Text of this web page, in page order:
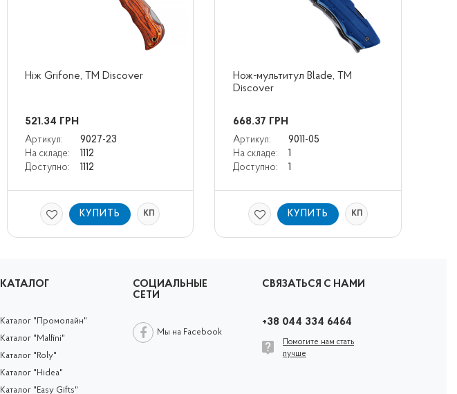
Ніж Grifone, TM Discover
521.34 ГРН
Артикул:
9027-23
На складе:
1112
Доступно:
1112
КУПИТЬ КП
Нож-мультитул Blade, TM
Discover
668.37 ГРН
Артикул:
9011-05
На складе:
1
Доступно:
1
КУПИТЬ КП
КАТАЛОГ
Каталог "Промолайн"
Каталог "Malfini"
Каталог "Roly"
Каталог "Hidea"
Каталог "Easy Gifts"
СОЦИАЛЬНЫЕ
СЕТИ
Мы на Facebook
СВЯЗАТЬСЯ С НАМИ
+38 044 334 6464
Помогите нам стать
лучше